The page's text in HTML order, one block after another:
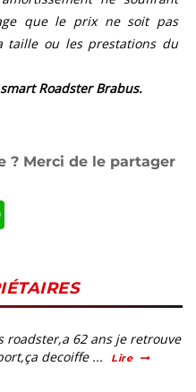
que le prix ne soit pas
taille ou les prestations du
smart Roadster Brabus.
? Merci de le partager
roadster,a 62 ans je retrouve
decoiffe ...
Lire